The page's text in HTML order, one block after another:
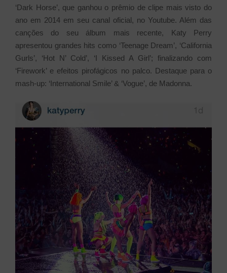
‘Dark Horse’, que ganhou o prêmio de clipe mais visto do
ano em 2014 em seu canal oficial, no Youtube. Além das
canções do seu álbum mais recente, Katy Perry
apresentou grandes hits como ‘Teenage Dream’, ‘California
Gurls’, ‘Hot N’ Cold’, ‘I Kissed A Girl’; finalizando com
‘Firework’ e efeitos pirofágicos no palco. Destaque para o
mash-up: ‘International Smile’ & ‘Vogue’, de Madonna.